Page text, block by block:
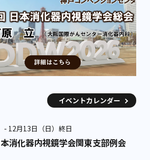
イベントカレンダー
- 12月13日（日）終日
消化器内視鏡学会関東支部例会